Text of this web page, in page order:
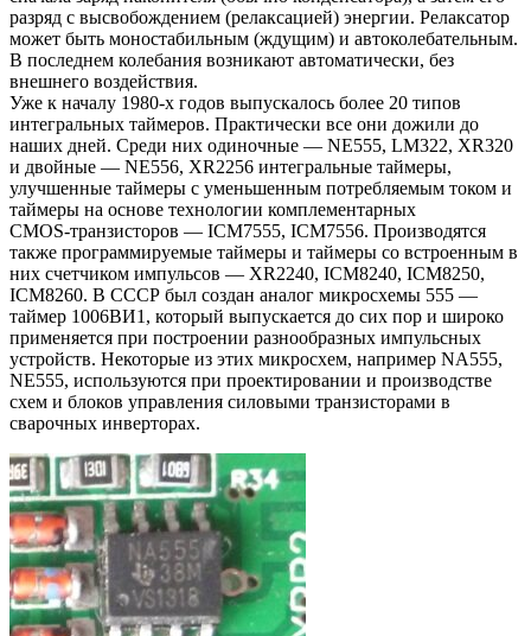
разряд с высвобождением (релаксацией) энергии. Релаксатор
может быть моностабильным (ждущим) и автоколебательным.
В последнем колебания возникают автоматически, без
внешнего воздействия.
Уже к началу 1980‑х годов выпускалось более 20 типов
интегральных таймеров. Практически все они дожили до
наших дней. Среди них одиночные — NE555, LM322, XR320
и двойные — NE556, XR2256 интегральные таймеры,
улучшенные таймеры с уменьшенным потребляемым током и
таймеры на основе технологии комплементарных
CMOS‑транзисторов — ICM7555, ICM7556. Производятся
также программируемые таймеры и таймеры со встроенным в
них счетчиком импульсов — XR2240, ICM8240, ICM8250,
ICM8260. В СССР был создан аналог микросхемы 555 —
таймер 1006ВИ1, который выпускается до сих пор и широко
применяется при построении разнообразных импульсных
устройств. Некоторые из этих микросхем, например NA555,
NE555, используются при проектировании и производстве
схем и блоков управления силовыми транзисторами в
сварочных инверторах.